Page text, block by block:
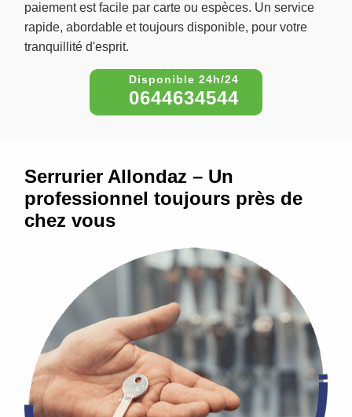
paiement est facile par carte ou espèces. Un service
rapide, abordable et toujours disponible, pour votre
tranquillité d'esprit.
0644634544
Serrurier Allondaz – Un
professionnel toujours près de
chez vous